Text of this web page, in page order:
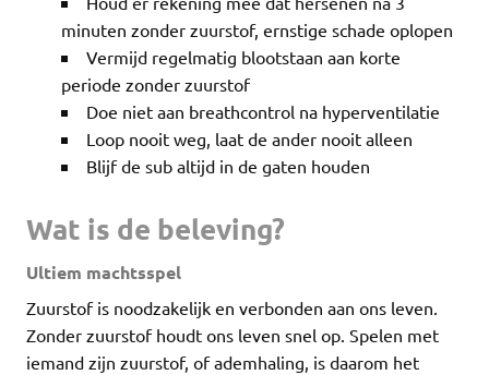
minuten zonder zuurstof, ernstige schade oplopen
Vermijd regelmatig blootstaan aan korte
periode zonder zuurstof
Doe niet aan breathcontrol na hyperventilatie
Loop nooit weg, laat de ander nooit alleen
Blijf de sub altijd in de gaten houden
Wat is de beleving?
Ultiem machtsspel
Zuurstof is noodzakelijk en verbonden aan ons leven.
Zonder zuurstof houdt ons leven snel op. Spelen met
iemand zijn zuurstof, of ademhaling, is daarom het